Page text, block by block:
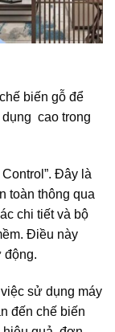
biến gỗ để
cao trong
Đây là
toàn thông qua
chi tiết và bộ
Điều này
động.
sử dụng máy
đến chế biến